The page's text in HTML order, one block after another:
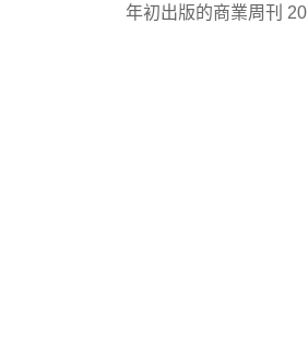
年初出版的商業周刊